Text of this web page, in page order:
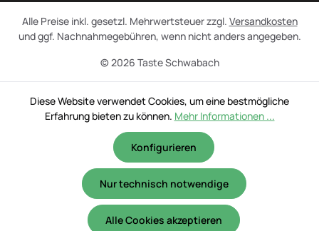
© 2026 Taste Schwabach
Alle Preise inkl. gesetzl. Mehrwertsteuer zzgl. Versandkosten
und ggf. Nachnahmegebühren, wenn nicht anders angegeben.
Diese Website verwendet Cookies, um eine bestmögliche
Erfahrung bieten zu können. Mehr Informationen ...
Nur technisch notwendige
Konfigurieren
Alle Cookies akzeptieren